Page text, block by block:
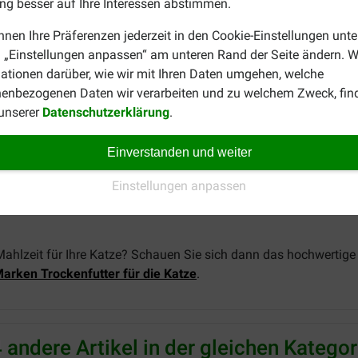
besser auf Ihre Interessen abstimmen.
Ihre Präferenzen jederzeit in den Cookie-Einstellungen
„Einstellungen anpassen“ am unteren Rand der Seite ändern.
darüber, wie wir mit Ihren Daten umgehen, welche
Daten wir verarbeiten und zu welchem Zweck,
Datenschutzerklärung.
Einverstanden und weiter
Einstellungen anpassen
verwenden.
Delights - Thunfisch mit Garnelen
20,6%, Garnelen 4,1%, Hühnerleber 3,9%,
5%, Rohasche 1,5%, Rohfaser 0,1%, Feuchtigkeit 79%.
2040 mg/kg, Carrageen 1530 mg/kg
für Ihre Katze? Schauen Sie sich dann das
Trockenfutter für die Katze.
andere Artikel in der gleichen